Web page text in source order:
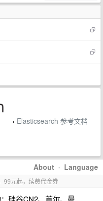
› Elasticsearch 参考文档
About · Language
99元起，续费代金券
硅谷CN2、首尔、曼